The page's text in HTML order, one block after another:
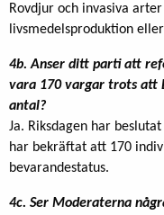
Rovdjur och invasiva
livsmedelsproduktion
4b. Anser ditt parti att
vara 170 vargar trots att
antal?
Ja. Riksdagen har
har bekräftat att 170
bevarandestatus.
4c. Ser Moderaterna